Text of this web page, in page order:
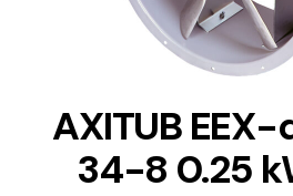
AXITUB
34-8 0.25